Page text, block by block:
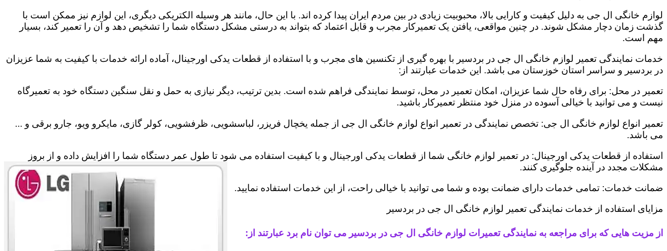
لوازم خانگی ال جی به دلیل کیفیت و کارایی بالا، محبوبیت زیادی در بین مردم ایران پیدا کرده اند. با این حال، مانند هر وسیله الکتریکی دیگری، این لوازم نیز ممکن است با
گذشت زمان دچار مشکل شوند. در چنین مواقعی، یافتن یک تعمیرکار مجرب و قابل اعتماد که بتواند به درستی مشکل دستگاه شما را تشخیص دهد و آن را تعمیر کند، بسیار
مهم است.
خدمات نمایندگی تعمیر لوازم خانگی ال جی در بردسیر با بهره گیری از تکنسین های مجرب و با استفاده از قطعات یدکی اورجینال، آماده ارائه خدمات با کیفیت به شما عزیزان
در بردسیر و سراسر استان خوزستان می باشد. این خدمات عبارتند از:
تعمیر در محل: برای رفاه حال شما عزیزان، امکان تعمیر در محل، توسط نمایندگی فراهم شده است. بدین ترتیب، دیگر نیازی به حمل و نقل سنگین دستگاه خود به تعمیرگاه
نیست و می توانید با خیالی آسوده در منزل خود منتظر تعمیرکار باشید.
تعمیر انواع لوازم خانگی ال جی: تخصص نمایندگی در تعمیر انواع لوازم خانگی ال جی از جمله یخچال فریزر، لباسشویی، ظرفشویی، کولر گازی، مایکرو ویو، جارو برقی و ...
می باشد.
استفاده از قطعات یدکی اورجینال: در تعمیر لوازم خانگی شما از قطعات یدکی اورجینال و با کیفیت استفاده می شود تا طول عمر دستگاه شما را افزایش داده و از بروز
مشکلات مجدد در آینده جلوگیری کنند.
ضمانت خدمات: تمامی خدمات دارای ضمانت بوده و شما می توانید با خیالی راحت، از این خدمات استفاده نمایید.
مزایای استفاده از خدمات نمایندگی تعمیر لوازم خانگی ال جی در بردسیر
از مزیت هایی که برای مراجعه به نمایندگی تعمیرات لوازم خانگی ال جی در بردسیر می توان نام برد عبارتند از: